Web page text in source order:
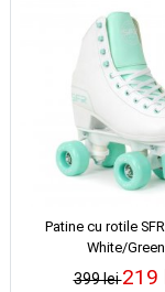
Patine cu rotile
White/Green
399 lei219